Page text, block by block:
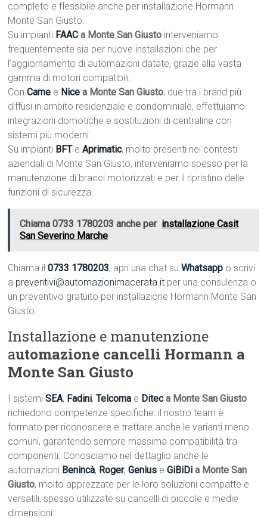
completo e flessibile anche per installazione Hormann
Monte San Giusto.
Su impianti FAAC a Monte San Giusto interveniamo
frequentemente sia per nuove installazioni che per
l’aggiornamento di automazioni datate, grazie alla vasta
gamma di motori compatibili.
ConCame e Nice a Monte San Giusto, due tra i brand più
diffusi in ambito residenziale e condominiale, effettuiamo
integrazioni domotiche e sostituzioni di centraline con
sistemi più moderni.
Su impianti BFT eAprimatic, molto presenti nei contesti
aziendali di Monte San Giusto, interveniamo spesso per la
manutenzione di bracci motorizzati e per il ripristino delle
funzioni di sicurezza.
Chiama 0733 1780203 anche per installazione Casit
San Severino Marche
Chiama il0733 1780203, apri una chat suWhatsapp o scrivi
a preventivi@automazionimacerata.it per una consulenza o
un preventivo gratuito per installazione Hormann Monte San
Giusto.
Installazione e manutenzione
automazione cancelli Hormann a
Monte San Giusto
I sistemiSEA, Fadini,Telcoma e Diteca Monte San Giusto
richiedono competenze specifiche: il nostro team è
formato per riconoscere e trattare anche le varianti meno
comuni, garantendo sempre massima compatibilità tra
componenti. Conosciamo nel dettaglio anche le
automazioni Benincà, Roger,Genius eGiBiDi a Monte San
Giusto, molto apprezzate per le loro soluzioni compatte e
versatili, spesso utilizzate su cancelli di piccole e medie
dimensioni.